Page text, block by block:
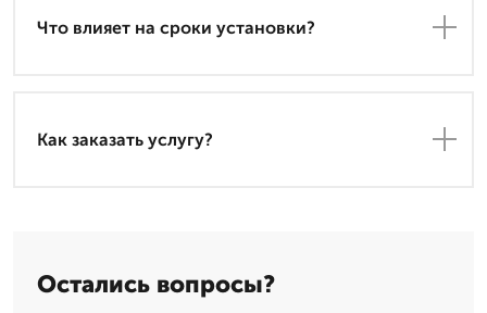
Что влияет на сроки установки?
Как заказать услугу?
Остались вопросы?